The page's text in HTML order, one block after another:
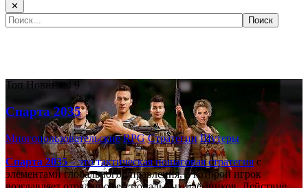
✕
Топ Новинка! 9
Спарта 2035
Многопользовательские RPG Стратегии Шутеры
Спарта 2035– это тактическаяпошаговая стратегияс
элементами глобального управления, в которой игрок